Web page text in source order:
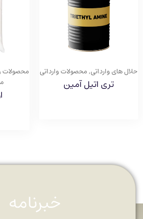
حلال های وارداتی,محصولات وارداتی
تری اتیل آمین
محصولات
خبرنامه